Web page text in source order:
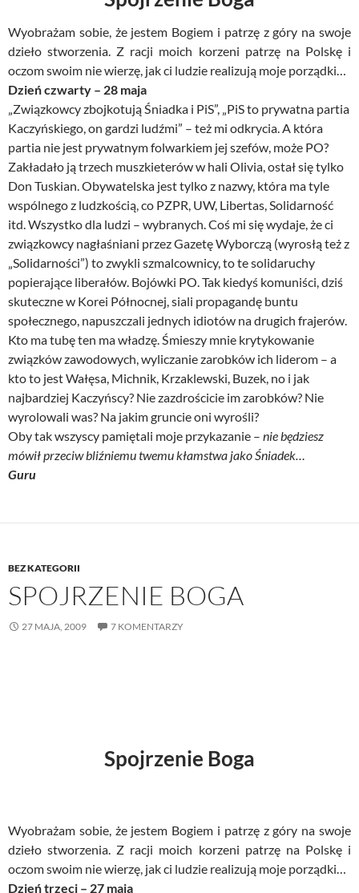
Wyobrażam sobie, że jestem Bogiem i patrzę z góry na swoje
dzieło stworzenia. Z racji moich korzeni patrzę na Polskę i
oczom swoim nie wierzę, jak ci ludzie realizują moje porządki…
Dzień czwarty – 28 maja
„Związkowcy zbojkotują Śniadka i PiS”, „PiS to prywatna partia
Kaczyńskiego, on gardzi ludźmi” – też mi odkrycia. A która
partia nie jest prywatnym folwarkiem jej szefów, może PO?
Zakładało ją trzech muszkieterów w hali Olivia, ostał się tylko
Don Tuskian. Obywatelska jest tylko z nazwy, która ma tyle
wspólnego z ludzkością, co PZPR, UW, Libertas, Solidarność
itd. Wszystko dla ludzi – wybranych. Coś mi się wydaje, że ci
związkowcy nagłaśniani przez Gazetę Wyborczą (wyrosłą też z
„Solidarności”) to zwykli szmalcownicy, to te solidaruchy
popierające liberałów. Bojówki PO. Tak kiedyś komuniści, dziś
skuteczne w Korei Północnej, siali propagandę buntu
społecznego, napuszczali jednych idiotów na drugich frajerów.
Kto ma tubę ten ma władzę. Śmieszy mnie krytykowanie
związków zawodowych, wyliczanie zarobków ich liderom – a
kto to jest Wałęsa, Michnik, Krzaklewski, Buzek, no i jak
najbardziej Kaczyńscy? Nie zazdrościcie im zarobków? Nie
wyrolowali was? Na jakim gruncie oni wyrośli?
Oby tak wszyscy pamiętali moje przykazanie – nie będziesz
mówił przeciw bliźniemu twemu kłamstwa jako Śniadek…
Guru
BEZ KATEGORII
SPOJRZENIE BOGA
27 MAJA, 2009 7 KOMENTARZY
Spojrzenie Boga
Wyobrażam sobie, że jestem Bogiem i patrzę z góry na swoje
dzieło stworzenia. Z racji moich korzeni patrzę na Polskę i
oczom swoim nie wierzę, jak ci ludzie realizują moje porządki…
Dzień trzeci – 27 maja